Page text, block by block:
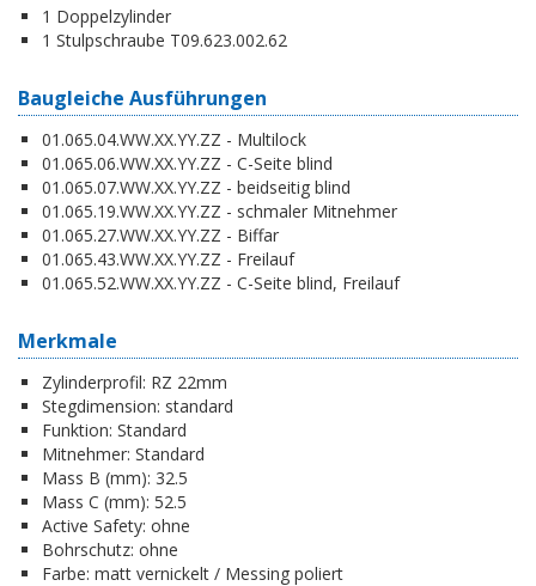
1 Doppelzylinder
1 Stulpschraube T09.623.002.62
Baugleiche Ausführungen
01.065.04.WW.XX.YY.ZZ - Multilock
01.065.06.WW.XX.YY.ZZ - C-Seite blind
01.065.07.WW.XX.YY.ZZ - beidseitig blind
01.065.19.WW.XX.YY.ZZ - schmaler Mitnehmer
01.065.27.WW.XX.YY.ZZ - Biffar
01.065.43.WW.XX.YY.ZZ - Freilauf
01.065.52.WW.XX.YY.ZZ - C-Seite blind, Freilauf
Merkmale
Zylinderprofil: RZ 22mm
Stegdimension: standard
Funktion: Standard
Mitnehmer: Standard
Mass B (mm): 32.5
Mass C (mm): 52.5
Active Safety: ohne
Bohrschutz: ohne
Farbe: matt vernickelt / Messing poliert